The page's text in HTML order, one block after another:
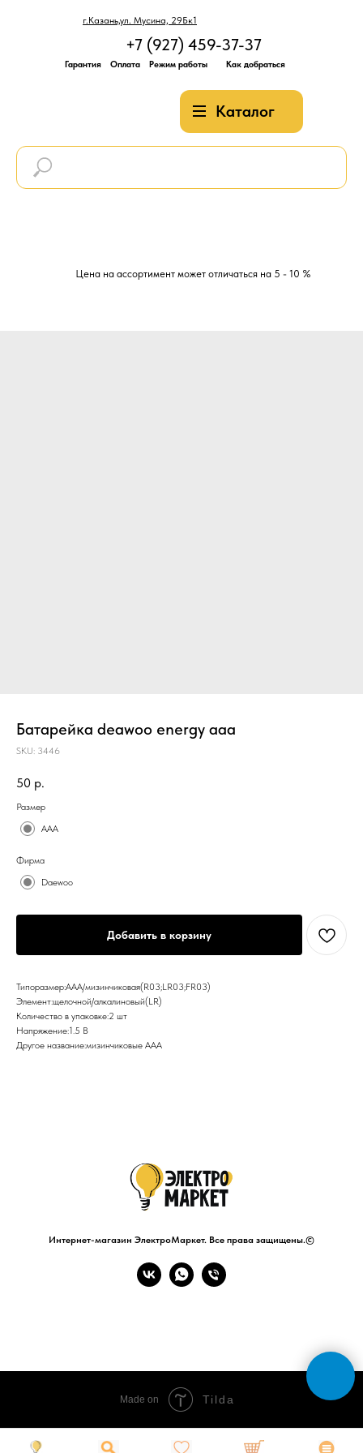
г.Казань,ул. Мусина, 29Бк1
Каталог
+7 (927) 459-37-37
Гарантия Оплата Режим работы Как добраться
Цена на ассортимент может отличаться на 5 - 10 %
Батарейка deawoo energy aaa
SKU: 3446
50 р.
Размер
AAA
Фирма
Daewoo
Добавить в корзину
Типоразмер:AAA/мизинчиковая(R03;LR03;FR03)
Элемент:щелочной/алкалиновый(LR)
Количество в упаковке:2 шт
Напряжение:1.5 В
Другое название:мизинчиковые AAA
Интернет-магазин ЭлектроМаркет. Все права защищены.©
Made on Tilda